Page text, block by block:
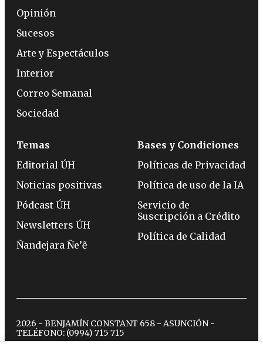
Opinión
Sucesos
Arte y Espectáculos
Interior
Correo Semanal
Sociedad
Temas
Editorial ÚH
Noticias positivas
Pódcast ÚH
Newsletters ÚH
Ñandejara Ñe’ẽ
Bases y Condiciones
Políticas de Privacidad
Política de uso de la IA
Servicio de
Suscripción a Crédito
Política de Calidad
2026 - BENJAMÍN CONSTANT 658 - ASUNCIÓN -
TELÉFONO: (0994) 715 715